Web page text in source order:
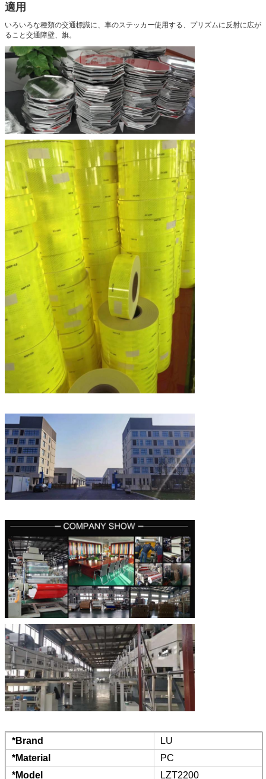
適用
いろいろな種類の交通標識に、車のステッカー使用する、 プリズムに反射に広が
ること 交通障壁、旗。
*Brand
LU
*Material
PC
*Model
LZT2200